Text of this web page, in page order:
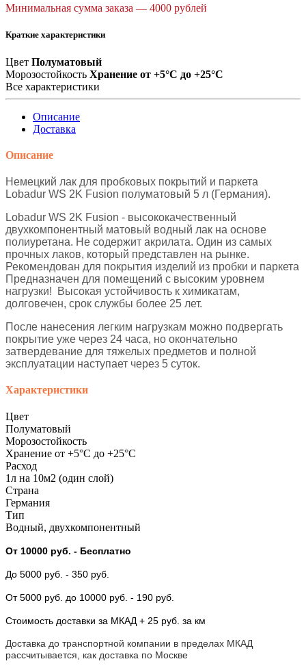
Минимальная сумма заказа — 4000 рублей
Краткие характеристики
Цвет Полуматовый
Морозостойкость Хранение от +5°C до +25°C
Все характеристики
Описание
Доставка
Описание
Немецкий лак для пробковых покрытий и паркета
Lobadur WS 2K Fusion полуматовый 5 л (Германия).
Lobadur WS 2K Fusion - высококачественный
двухкомпонентный матовый водный лак на основе
полиуретана. Не содержит акрилата. Один из самых
прочных лаков, который представлен на рынке.
Рекомендован для покрытия изделий из пробки и паркета
Предназначен для помещений с высоким уровнем
нагрузки! Высокая устойчивость к химикатам,
долговечен, срок службы более 25 лет.
После нанесения легким нагрузкам можно подвергать
покрытие уже через 24 часа, но окончательно
затвердевание для тяжелых предметов и полной
эксплуатации наступает через 5 суток.
Характеристики
Цвет
Полуматовый
Морозостойкость
Хранение от +5°C до +25°C
Расход
1л на 10м2 (один слой)
Страна
Германия
Тип
Водный, двухкомпонентный
От 10000 руб. - Бесплатно
До 5000 руб. - 350 руб.
От 5000 руб. до 10000 руб. - 190 руб.
Стоимость доставки за МКАД + 25 руб. за км
Доставка до транспортной компании в пределах МКАД
рассчитывается, как доставка по Москве